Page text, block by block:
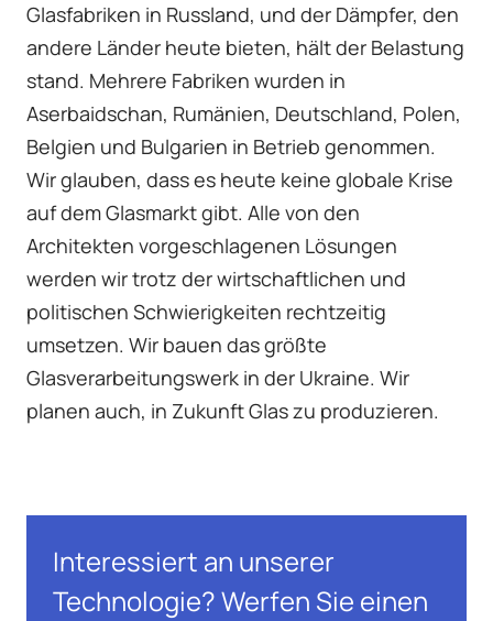
Glasfabriken in Russland, und der Dämpfer, den
andere Länder heute bieten, hält der Belastung
stand. Mehrere Fabriken wurden in
Aserbaidschan, Rumänien, Deutschland, Polen,
Belgien und Bulgarien in Betrieb genommen.
Wir glauben, dass es heute keine globale Krise
auf dem Glasmarkt gibt. Alle von den
Architekten vorgeschlagenen Lösungen
werden wir trotz der wirtschaftlichen und
politischen Schwierigkeiten rechtzeitig
umsetzen. Wir bauen das größte
Glasverarbeitungswerk in der Ukraine. Wir
planen auch, in Zukunft Glas zu produzieren.
Interessiert an unserer
Technologie? Werfen Sie einen